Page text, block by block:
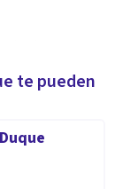
de la
te pueden